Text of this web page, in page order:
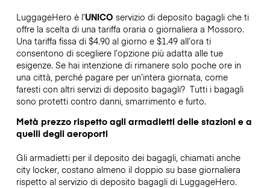
LuggageHero è l’UNICO servizio di deposito bagagli che ti
offre la scelta di una tariffa oraria o giornaliera a Mossoro.
Una tariffa fissa di $4.90 al giorno e $1.49 all’ora ti
consentono di scegliere l’opzione più adatta alle tue
esigenze. Se hai intenzione di rimanere solo poche ore in
una città, perché pagare per un’intera giornata, come
faresti con altri servizi di deposito bagagli? Tutti i bagagli
sono protetti contro danni, smarrimento e furto.
Metà prezzo rispetto agli armadietti delle stazioni e a
quelli degli aeroporti
Gli armadietti per il deposito dei bagagli, chiamati anche
city locker, costano almeno il doppio su base giornaliera
rispetto al servizio di deposito bagagli di LuggageHero.